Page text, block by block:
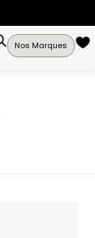
Nos Marques